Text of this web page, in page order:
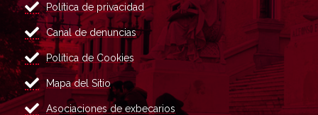
Política de privacidad
Canal de denuncias
Política de Cookies
Mapa del Sitio
Asociaciones de exbecarios